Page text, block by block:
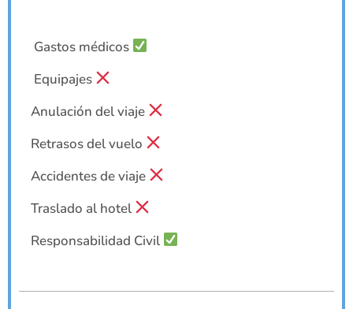
Gastos médicos
Equipajes
Anulación del viaje
Retrasos del vuelo
Accidentes de viaje
Traslado al hotel
Responsabilidad Civil